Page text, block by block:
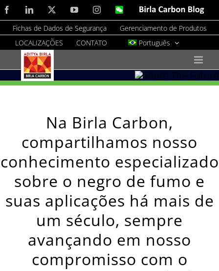
Skip
to
content
FacebookLinkedIn YouTubeInstagramWeChatBirla
Blog
Fichas de Dados de Segurança
Gerenciamento de Produtos
LOCALIZAÇÕES
CONTATO Português
Na Birla Carbon,
compartilhamos nosso
conhecimento especializado
sobre o negro de fumo e
suas aplicações há mais de
um século, sempre
avançando em nosso
compromisso com o